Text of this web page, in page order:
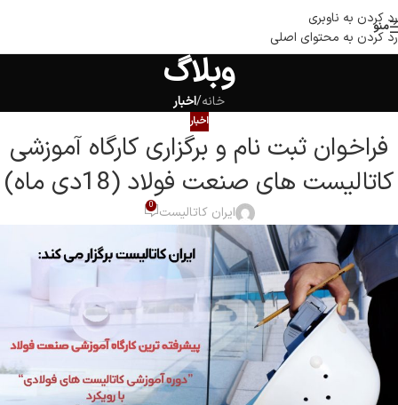
رد کردن به ناوبری
رد کردن به محتوای اصلی
منو
وبلاگ
خانه/اخبار
اخبار
فراخوان ثبت نام و برگزاری کارگاه آموزشی
کاتالیست های صنعت فولاد (18دی ماه)
ایران کاتالیست 0